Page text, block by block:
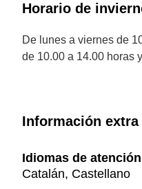
Horario de
De lunes a viernes de
de 10.00 a 14.00 horas
Información extra
Idiomas de
Catalán, Castellano